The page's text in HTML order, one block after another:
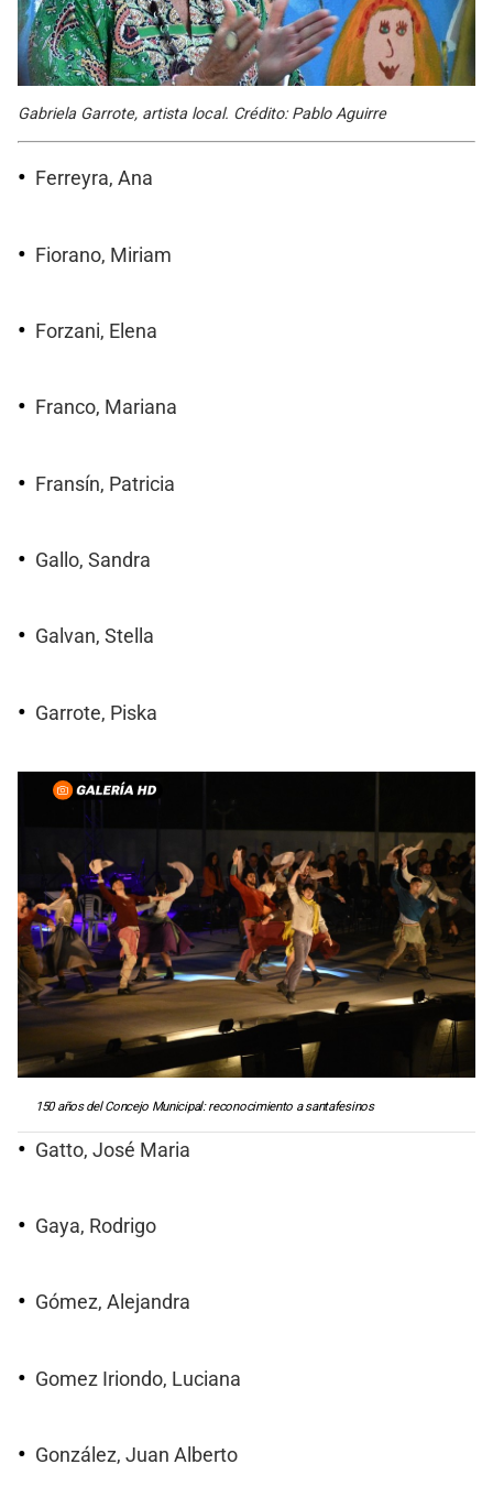
Gabriela Garrote, artista local. Crédito: Pablo Aguirre
Ferreyra, Ana
Fiorano, Miriam
Forzani, Elena
Franco, Mariana
Fransín, Patricia
Gallo, Sandra
Galvan, Stella
Garrote, Piska
150 años del Concejo Municipal: reconocimiento a santafesinos
Gatto, José Maria
Gaya, Rodrigo
Gómez, Alejandra
Gomez Iriondo, Luciana
González, Juan Alberto